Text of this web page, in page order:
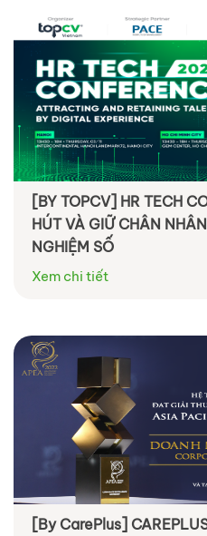
[BY TOPCV] HR TECH
HÚT VÀ GIỮ CHÂN
NGHIỆM SỐ
Xem chi tiết
[By CarePlus]